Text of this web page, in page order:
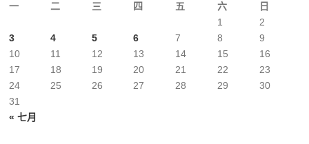
一
二 三 四 五 六 日
« 七月
1
2
3
4 5 6 7 8
9
10
11 12 13 14 15
16
17
18 19 20 21 22
23
24
25 26 27 28 29
30
31